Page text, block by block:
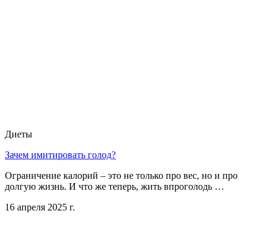
Диеты
Зачем имитировать голод?
Ограничение калорий – это не только про вес, но и про
долгую жизнь. И что же теперь, жить впроголодь …
16 апреля 2025 г.